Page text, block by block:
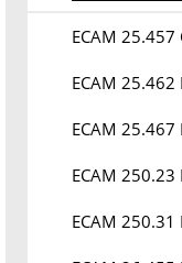
ECAM 25.457
ECAM
ECAM
ECAM
ECAM